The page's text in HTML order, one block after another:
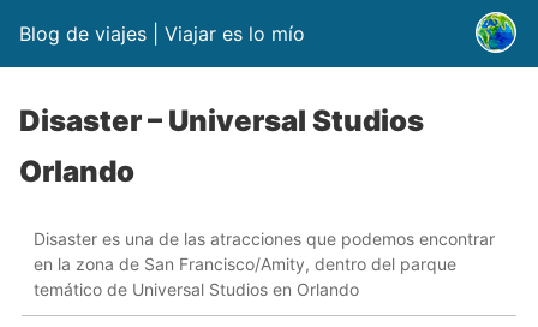
Blog de viajes | Viajar es lo mío
Disaster – Universal Studios
Orlando
Disaster es una de las atracciones que podemos encontrar
en la zona de San Francisco/Amity, dentro del parque
temático de Universal Studios en Orlando